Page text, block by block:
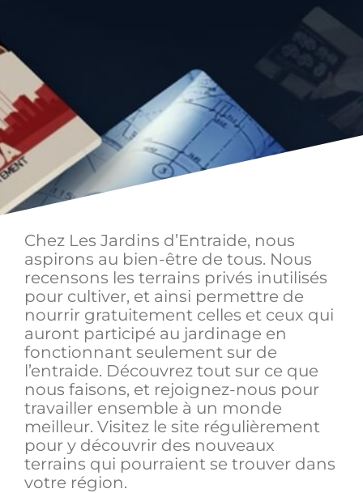
Chez Les Jardins d’Entraide, nous
aspirons au bien-être de tous. Nous
recensons les terrains privés inutilisés
pour cultiver, et ainsi permettre de
nourrir gratuitement celles et ceux qui
auront participé au jardinage en
fonctionnant seulement sur de
l’entraide. Découvrez tout sur ce que
nous faisons, et rejoignez-nous pour
travailler ensemble à un monde
meilleur. Visitez le site régulièrement
pour y découvrir des nouveaux
terrains qui pourraient se trouver dans
votre région.